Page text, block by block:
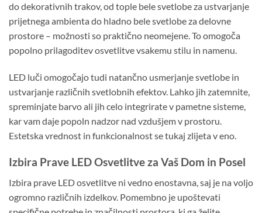
do dekorativnih trakov, od tople bele svetlobe za ustvarjanje
prijetnega ambienta do hladno bele svetlobe za delovne
prostore – možnosti so praktično neomejene. To omogoča
popolno prilagoditev osvetlitve vsakemu stilu in namenu.
LED luči omogočajo tudi natančno usmerjanje svetlobe in
ustvarjanje različnih svetlobnih efektov. Lahko jih zatemnite,
spreminjate barvo ali jih celo integrirate v pametne sisteme,
kar vam daje popoln nadzor nad vzdušjem v prostoru.
Estetska vrednost in funkcionalnost se tukaj zlijeta v eno.
Izbira Prave LED Osvetlitve za Vaš Dom in Posel
Izbira prave LED osvetlitve ni vedno enostavna, saj je na voljo
ogromno različnih izdelkov. Pomembno je upoštevati